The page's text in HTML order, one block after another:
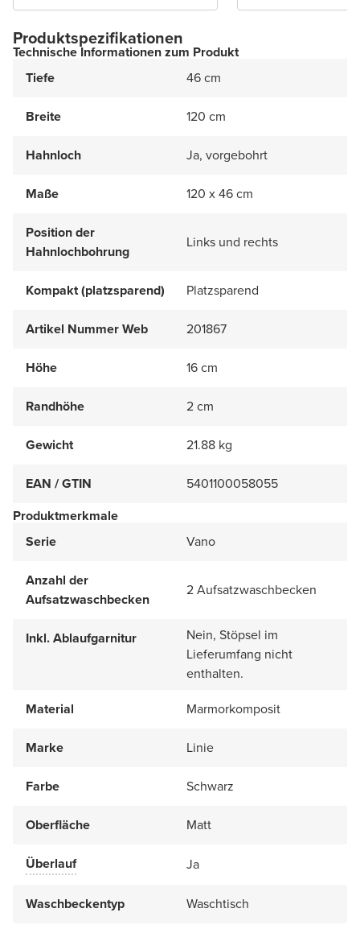
Produktspezifikationen
Technische Informationen zum Produkt
Tiefe
46 cm
Breite 120 cm
Hahnloch Ja, vorgebohrt
Maße 120 x 46 cm
Position der
Hahnlochbohrung
Links und rechts
Kompakt (platzsparend) Platzsparend
Artikel Nummer Web 201867
Höhe 16 cm
Randhöhe 2 cm
Gewicht 21.88 kg
EAN / GTIN
5401100058055
Produktmerkmale
Serie
Vano
Anzahl der
Aufsatzwaschbecken
2 Aufsatzwaschbecken
Inkl. Ablaufgarnitur
Nein, Stöpsel im
Lieferumfang nicht
enthalten.
Material
Marmorkomposit
Marke Linie
Farbe Schwarz
Oberfläche Matt
Überlauf Ja
Waschbeckentyp Waschtisch